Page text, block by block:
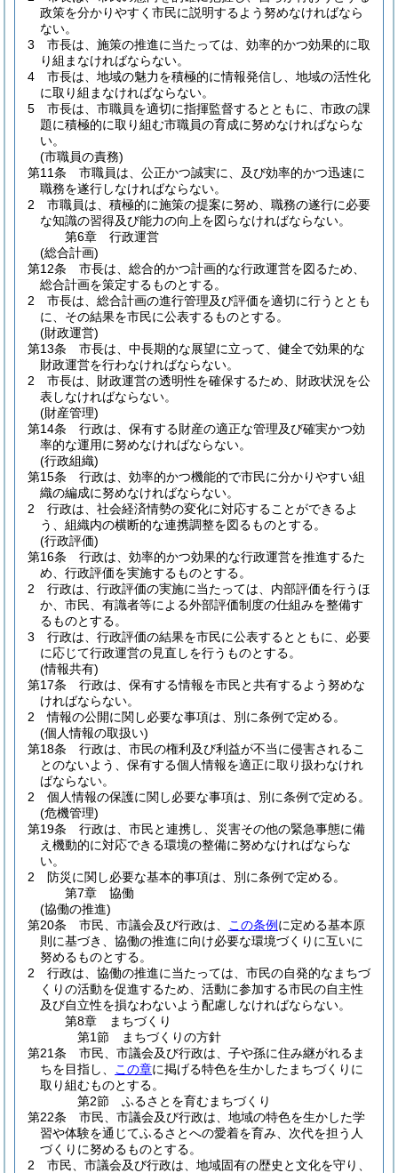
政策を分かりやすく市民に説明するよう努めなければなら
ない。
3
市長は、施策の推進に当たっては、効率的かつ効果的に取
り組まなければならない。
4
市長は、地域の魅力を積極的に情報発信し、地域の活性化
に取り組まなければならない。
5
市長は、市職員を適切に指揮監督するとともに、市政の課
題に積極的に取り組む市職員の育成に努めなければならな
い。
(市職員の責務)
第11条
市職員は、公正かつ誠実に、及び効率的かつ迅速に
職務を遂行しなければならない。
2
市職員は、積極的に施策の提案に努め、職務の遂行に必要
な知識の習得及び能力の向上を図らなければならない。
第6章
行政運営
(総合計画)
第12条
市長は、総合的かつ計画的な行政運営を図るため、
総合計画を策定するものとする。
2
市長は、総合計画の進行管理及び評価を適切に行うととも
に、その結果を市民に公表するものとする。
(財政運営)
第13条
市長は、中長期的な展望に立って、健全で効果的な
財政運営を行わなければならない。
2
市長は、財政運営の透明性を確保するため、財政状況を公
表しなければならない。
(財産管理)
第14条
行政は、保有する財産の適正な管理及び確実かつ効
率的な運用に努めなければならない。
(行政組織)
第15条
行政は、効率的かつ機能的で市民に分かりやすい組
織の編成に努めなければならない。
2
行政は、社会経済情勢の変化に対応することができるよ
う、組織内の横断的な連携調整を図るものとする。
(行政評価)
第16条
行政は、効率的かつ効果的な行政運営を推進するた
め、行政評価を実施するものとする。
2
行政は、行政評価の実施に当たっては、内部評価を行うほ
か、市民、有識者等による外部評価制度の仕組みを整備す
るものとする。
3
行政は、行政評価の結果を市民に公表するとともに、必要
に応じて行政運営の見直しを行うものとする。
(情報共有)
第17条
行政は、保有する情報を市民と共有するよう努めな
ければならない。
2
情報の公開に関し必要な事項は、別に条例で定める。
(個人情報の取扱い)
第18条
行政は、市民の権利及び利益が不当に侵害されるこ
とのないよう、保有する個人情報を適正に取り扱わなけれ
ばならない。
2
個人情報の保護に関し必要な事項は、別に条例で定める。
(危機管理)
第19条
行政は、市民と連携し、災害その他の緊急事態に備
え機動的に対応できる環境の整備に努めなければならな
い。
2
防災に関し必要な基本的事項は、別に条例で定める。
第7章
協働
(協働の推進)
第20条
市民、市議会及び行政は、 この条例 に定める基本原
則に基づき、協働の推進に向け必要な環境づくりに互いに
努めるものとする。
2
行政は、協働の推進に当たっては、市民の自発的なまちづ
くりの活動を促進するため、活動に参加する市民の自主性
及び自立性を損なわないよう配慮しなければならない。
第8章
まちづくり
第1節
まちづくりの方針
第21条
市民、市議会及び行政は、子や孫に住み継がれるま
ちを目指し、
この章に掲げる特色を生かしたまちづくりに
取り組むものとする。
第2節
ふるさとを育むまちづくり
第22条
市民、市議会及び行政は、地域の特色を生かした学
習や体験を通じてふるさとへの愛着を育み、次代を担う人
づくりに努めるものとする。
2
市民、市議会及び行政は、地域固有の歴史と文化を守り、